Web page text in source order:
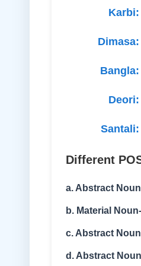
Karbi:
Dimasa:
Bangla:
Deori:
Santali:
Different
a. Abstract
b. Material
c. Abstract
d. Abstract